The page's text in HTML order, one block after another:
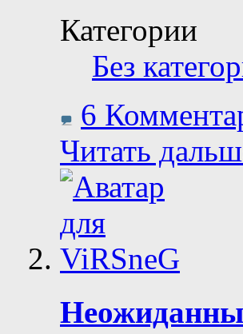
Категории
Без
6
Читать